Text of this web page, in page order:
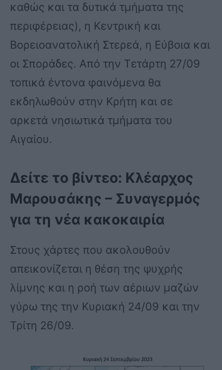
καθώς και τα δυτικά τμήματα της
περιφέρειας), η Κεντρική και
Βορειοανατολική Στερεά, η Εύβοια και
οι Σποράδες. Από την Τετάρτη 27/09
τοπικά έντονα φαινόμενα θα
εκδηλωθούν στην Κρήτη και σε
αρκετά νησιωτικά τμήματα του
Αιγαίου.
Δείτε το βίντεο: Κλέαρχος
Μαρουσάκης – Συναγερμός
για τη νέα κακοκαιρία
Στους χάρτες που ακολουθούν
απεικονίζεται η θέση της ψυχρής
λίμνης και η ροή των αέριων μαζών
γύρω της την Κυριακή 24/09 και την
Τρίτη 26/09.